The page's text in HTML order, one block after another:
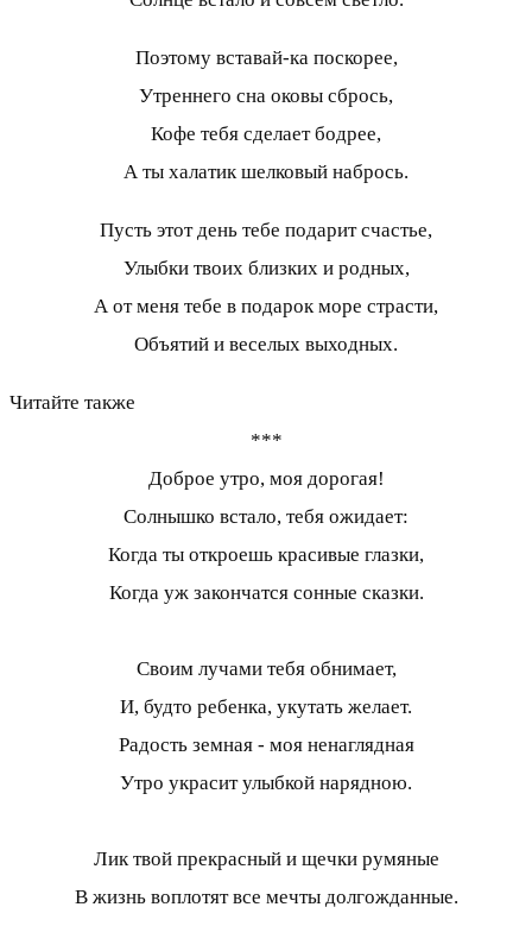
Поэтому вставай-ка поскорее,
Утреннего сна оковы сбрось,
Кофе тебя сделает бодрее,
А ты халатик шелковый набрось.
Пусть этот день тебе подарит счастье,
Улыбки твоих близких и родных,
А от меня тебе в подарок море страсти,
Объятий и веселых выходных.
Читайте также
***
Доброе утро, моя дорогая!
Солнышко встало, тебя ожидает:
Когда ты откроешь красивые глазки,
Когда уж закончатся сонные сказки.
Своим лучами тебя обнимает,
И, будто ребенка, укутать желает.
Радость земная - моя ненаглядная
Утро украсит улыбкой нарядною.
Лик твой прекрасный и щечки румяные
В жизнь воплотят все мечты долгожданные.